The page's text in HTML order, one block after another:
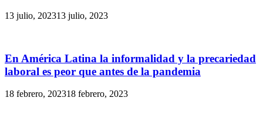
13 julio, 202313 julio, 2023
En América Latina la informalidad y la precariedad
laboral es peor que antes de la pandemia
18 febrero, 202318 febrero, 2023